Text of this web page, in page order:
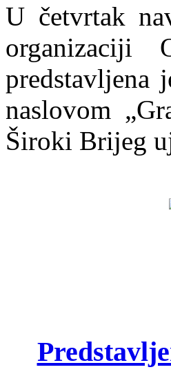
U četvrtak
organizaciji
predstavljena
naslovom
Široki Brijeg